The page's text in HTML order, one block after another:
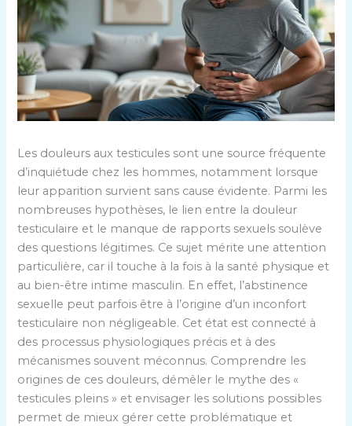
Les douleurs aux testicules sont une source fréquente
d’inquiétude chez les hommes, notamment lorsque
leur apparition survient sans cause évidente. Parmi les
nombreuses hypothèses, le lien entre la douleur
testiculaire et le manque de rapports sexuels soulève
des questions légitimes. Ce sujet mérite une attention
particulière, car il touche à la fois à la santé physique et
au bien-être intime masculin. En effet, l’abstinence
sexuelle peut parfois être à l’origine d’un inconfort
testiculaire non négligeable. Cet état est connecté à
des processus physiologiques précis et à des
mécanismes souvent méconnus. Comprendre les
origines de ces douleurs, démêler le mythe des «
testicules pleins » et envisager les solutions possibles
permet de mieux gérer cette problématique et